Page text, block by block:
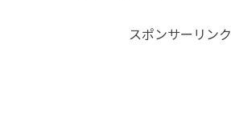
スポンサーリンク